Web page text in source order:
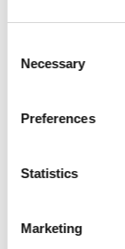
Selection
Necessary
Preferences
Statistics
Marketing